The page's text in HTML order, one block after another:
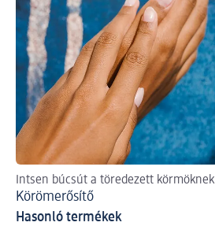
Intsen búcsút a töredezett körmöknek
Körömerősítő
Hasonló termékek